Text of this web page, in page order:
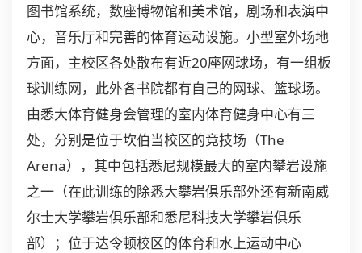
图书馆系统，数座博物馆和美术馆，剧场和表演中
心，音乐厅和完善的体育运动设施。小型室外场地
方面，主校区各处散布有近20座网球场，有一组板
球训练网，此外各书院都有自己的网球、篮球场。
由悉大体育健身会管理的室内体育健身中心有三
处，分别是位于坎伯当校区的竞技场（The
Arena），其中包括悉尼规模最大的室内攀岩设施
之一（在此训练的除悉大攀岩俱乐部外还有新南威
尔士大学攀岩俱乐部和悉尼科技大学攀岩俱乐
部）；位于达令顿校区的体育和水上运动中心